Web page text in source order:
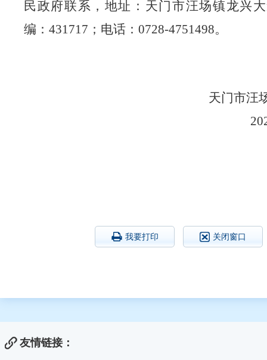
民政府联系，地址：天门市汪场镇龙兴
编：431717；电话：0728-4751498。
天门市汪
我要打印 关闭窗口
友情链接：